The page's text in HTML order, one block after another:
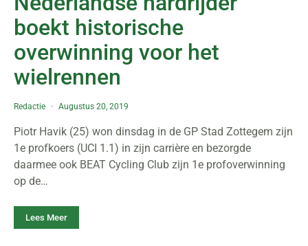
boekt historische
overwinning voor het
wielrennen
Redactie Augustus 20, 2019
Piotr Havik (25) won dinsdag in de GP Stad Zottegem zijn
1e profkoers (UCI 1.1) in zijn carrière en bezorgde
daarmee ook BEAT Cycling Club zijn 1e profoverwinning
op de…
Lees Meer